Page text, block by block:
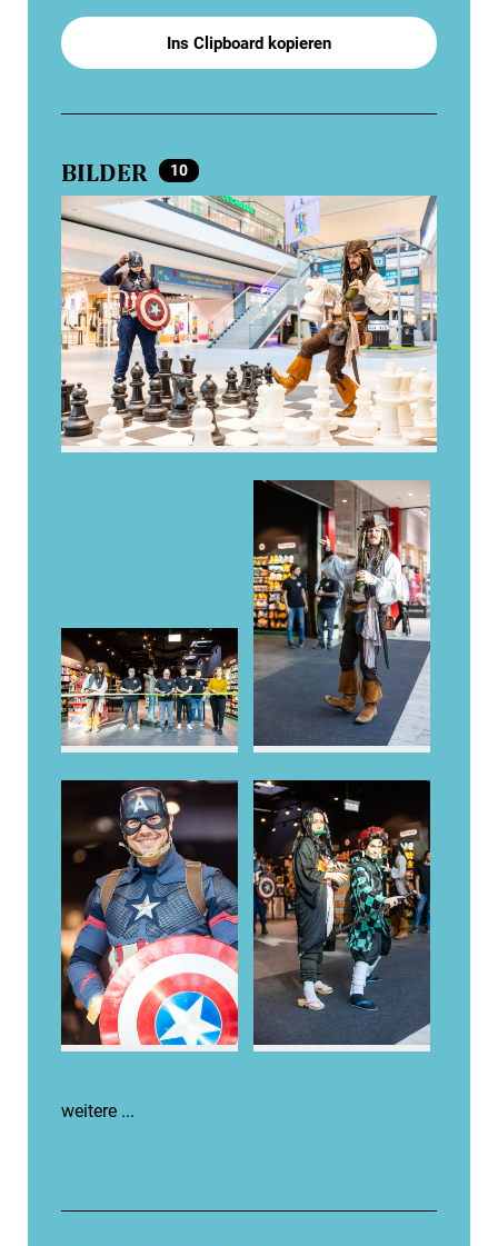
Ins Clipboard kopieren
BILDER 10
weitere ...